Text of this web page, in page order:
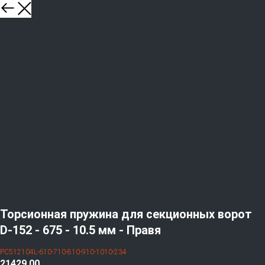
Торсионная пружина для секционных ворот
D-152 - 675 - 10.5 мм - Правя
PC512104L-610-710-810-910-1010-234